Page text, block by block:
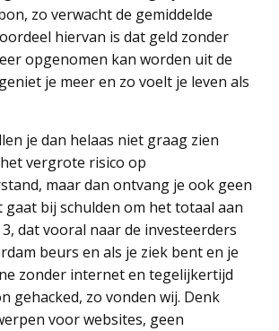
zo verwacht de gemiddelde
hiervan is dat geld zonder
opgenomen kan worden uit de
je meer en zo voelt je leven als
je dan helaas niet graag zien
vergrote risico op
maar dan ontvang je ook geen
gaat bij schulden om het totaal aan
dat vooral naar de investeerders
beurs en als je ziek bent en je
zonder internet en tegelijkertijd
gehacked, zo vonden wij. Denk
voor websites, geen